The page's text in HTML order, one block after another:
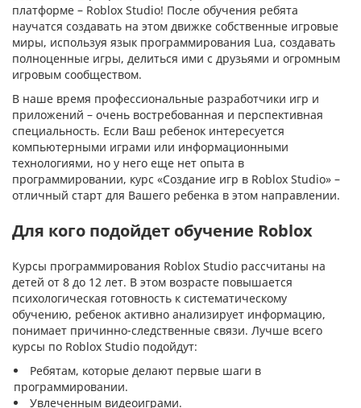
платформе – Roblox Studio! После обучения ребята
научатся создавать на этом движке собственные игровые
миры, используя язык программирования Lua, создавать
полноценные игры, делиться ими с друзьями и огромным
игровым сообществом.
В наше время профессиональные разработчики игр и
приложений – очень востребованная и перспективная
специальность. Если Ваш ребенок интересуется
компьютерными играми или информационными
технологиями, но у него еще нет опыта в
программировании, курс «Создание игр в Roblox Studio» –
отличный старт для Вашего ребенка в этом направлении.
Для кого подойдет обучение Roblox
Курсы программирования Roblox Studio рассчитаны на
детей от 8 до 12 лет. В этом возрасте повышается
психологическая готовность к систематическому
обучению, ребенок активно анализирует информацию,
понимает причинно-следственные связи. Лучше всего
курсы по Roblox Studio подойдут:
Ребятам, которые делают первые шаги в
программировании.
Увлеченным видеоиграми.